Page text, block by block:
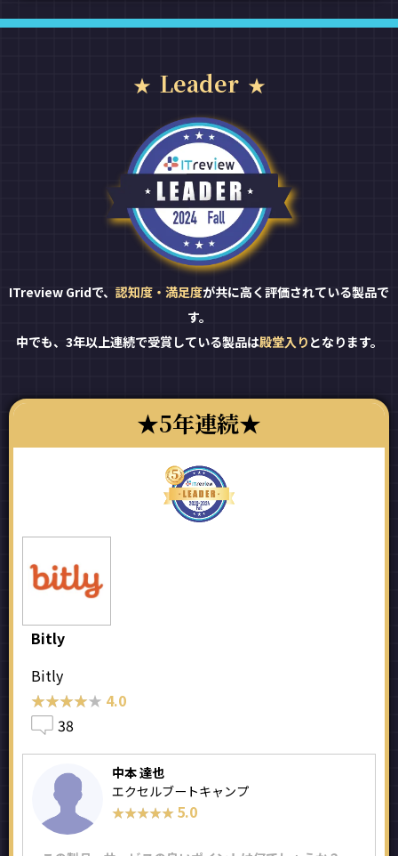
Leader
ITreview Gridで、 認知度・満足度が共に高く評価されている製品で
す。
中でも、3年以上連続で受賞している製品は殿堂入り となります。
5年連続
Bitly
Bitly
★★★★★
★★★★★ 4.0
38
中本 達也
エクセルブートキャンプ
★★★★★
★★★★★ 5.0